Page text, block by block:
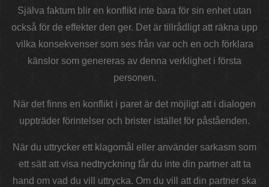
Själva faktum blir en konflikt inte bara för sin enhet utan
också för de effekter den ger. Det är tillrådligt att räkna upp
vilka konsekvenser som ses från var och en och förklara
känslor som genereras av denna verklighet i första
personen.
När det finns en konflikt i paret är det möjligt att i dialogen
uppträder förintelser och brister istället för påståenden.
När du uttrycker ett klagomål eller använder sarkasm som
ett sätt att visa nedtryckning får du inte din partner att ta
hand om vad du vill uttrycka. Om du vill att din partner ska